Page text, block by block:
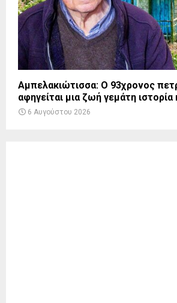
Αμπελακιώτισσα: Ο 93χρονος
αφηγείται μια ζωή γεμάτη ιστορία
6 Αυγούστου 2026